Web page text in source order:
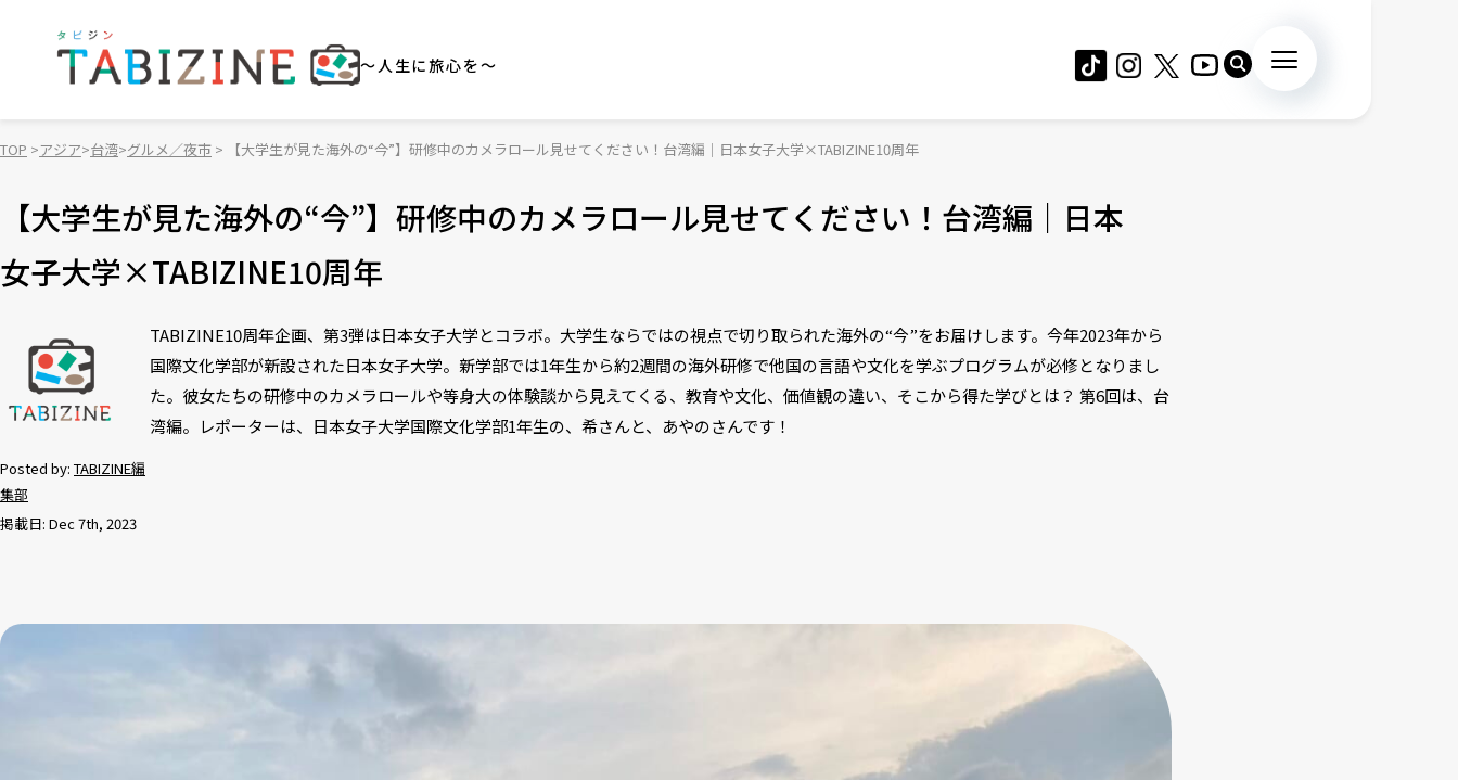
～人生に旅心を～
TOP アジア 台湾 グルメ／夜市 【大学生が見た海外の“今”】研修中のカメラロール見せてください！台湾編｜日本女子大学×TABIZINE10周年
【大学生が見た海外の“今”】研修中のカメラロール見せてください！台湾編｜日本
女子大学×TABIZINE10周年
Posted by: TABIZINE編
集部
掲載日: Dec 7th, 2023
TABIZINE10周年企画、第3弾は日本女子大学とコラボ。大学生ならではの視点で切り取られた海外の“今”をお届けします。今年2023年から
国際文化学部が新設された日本女子大学。新学部では1年生から約2週間の海外研修で他国の言語や文化を学ぶプログラムが必修となりまし
た。彼女たちの研修中のカメラロールや等身大の体験談から見えてくる、教育や文化、価値観の違い、そこから得た学びとは？ 第6回は、台
湾編。レポーターは、日本女子大学国際文化学部1年生の、希さんと、あやのさんです！